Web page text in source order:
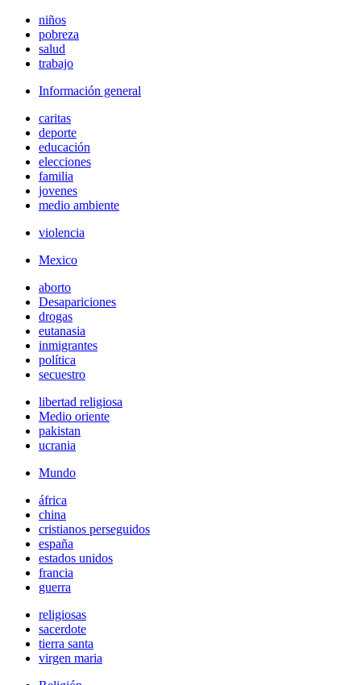
niños
pobreza
salud
trabajo
Información general
caritas
deporte
educación
elecciones
familia
jovenes
medio ambiente
violencia
Mexico
aborto
Desapariciones
drogas
eutanasia
inmigrantes
política
secuestro
libertad religiosa
Medio oriente
pakistan
ucrania
Mundo
áfrica
china
cristianos perseguidos
españa
estados unidos
francia
guerra
religiosas
sacerdote
tierra santa
virgen maria